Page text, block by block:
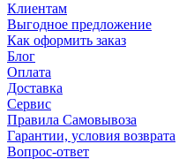
Клиентам
Выгодное предложение
Как оформить заказ
Блог
Оплата
Доставка
Сервис
Правила Самовывоза
Гарантии, условия возврата
Вопрос-ответ